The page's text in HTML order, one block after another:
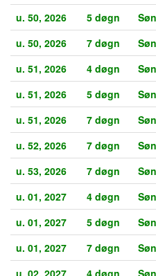
u. 50, 2026
5 døgn
u. 50, 2026
7 døgn
u. 51, 2026
4 døgn
u. 51, 2026
5 døgn
u. 51, 2026
7 døgn
u. 52, 2026
7 døgn
u. 53, 2026
7 døgn
u. 01, 2027
4 døgn
u. 01, 2027
5 døgn
u. 01, 2027
7 døgn